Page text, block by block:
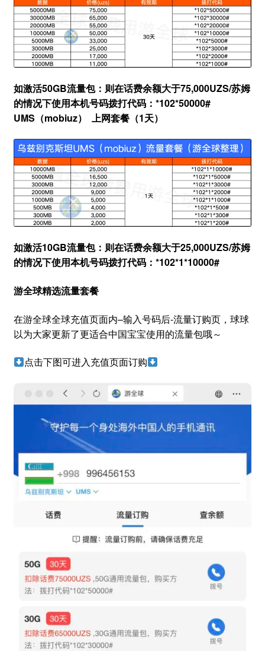
如激活50GB流量包： 则在话费余额大于75,000UZS/苏姆
的情况下使用本机号码拨打代码：*102*50000#
UMS（mobiuz） 上网套餐（1天）
如激活10GB流量包： 则在话费余额大于25,000UZS/苏姆
的情况下使用本机号码拨打代码：*102*1*10000#
游全球精选流量套餐
在游全球全球充值页面内–输入号码后-流量订购页，球球
以为大家更新了更适合中国宝宝使用的流量包哦～
点击下图可进入充值页面订购